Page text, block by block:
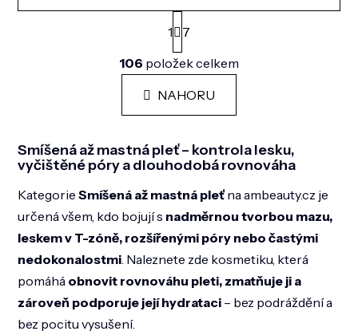
O
v
l
á
c
í
p
v
k
y
v
ý
p
s
S
t
á
n
o
v
n
í
1
7
106 položek celkem
NAHORU
Smíšená až mastná pleť – kontrola lesku,
vyčištěné póry a dlouhodobá rovnováha
Kategorie Smíšená až mastná pleťna ambeauty.cz je
určená všem, kdo bojují s nadměrnou tvorbou mazu,
leskem v T-zóně, rozšířenými póry nebo častými
nedokonalostmi. Naleznete zde kosmetiku, která
pomáhá obnovit rovnováhu pleti, zmatňuje ji a
zároveň podporuje její hydrataci – bez podráždění a
bez pocitu vysušení.